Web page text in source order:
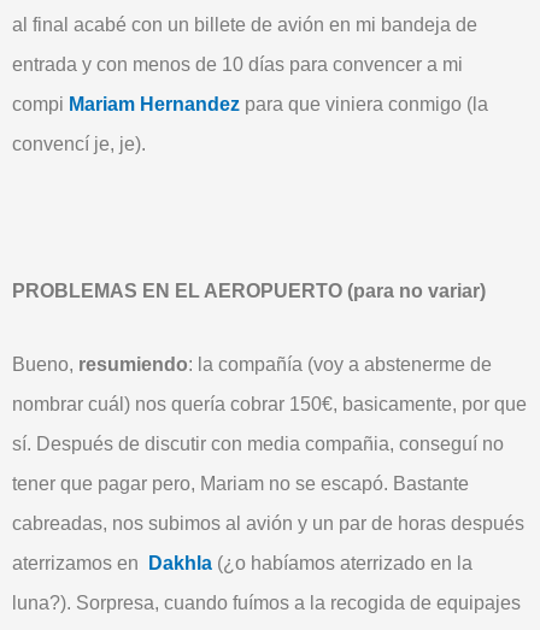
al final acabé con un billete de avión en mi bandeja de
entrada y con menos de 10 días para convencer a mi
compi Mariam Hernandez para que viniera conmigo (la
convencí je, je).
PROBLEMAS EN EL AEROPUERTO (para no variar)
Bueno, resumiendo: la compañía (voy a abstenerme de
nombrar cuál) nos quería cobrar 150€, basicamente, por que
sí. Después de discutir con media compañia, conseguí no
tener que pagar pero, Mariam no se escapó. Bastante
cabreadas, nos subimos al avión y un par de horas después
aterrizamos en
Dakhla (¿o habíamos aterrizado en la
luna?). Sorpresa, cuando fuímos a la recogida de equipajes